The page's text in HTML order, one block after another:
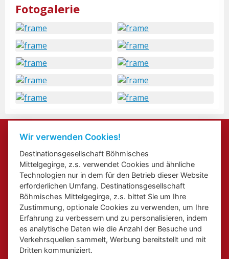
Fotogalerie
Kontakte
Přihlášení odběru newsletterů
Cookies
Web über Elbe Radweg in Aussiger Region
Web über Kongress - und inzentive Touristik in Aussiger
Regionale Marke
Wir verwenden Cookies!
Destinationsgesellschaft Böhmisches
Mittelgegirge, z.s. verwendet Cookies und ähnliche
Technologien nur in dem für den Betrieb dieser Website
erforderlichen Umfang. Destinationsgesellschaft
Böhmisches Mittelgegirge, z.s. bittet Sie um Ihre
Zustimmung, optionale Cookies zu verwenden, um Ihre
Erfahrung zu verbessern und zu personalisieren, indem
es analytische Daten wie die Anzahl der Besuche und
Verkehrsquellen sammelt, Werbung bereitstellt und mit
Dritten kommuniziert.